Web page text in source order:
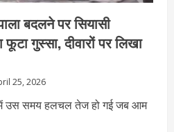
बदलने पर सियासी
गुस्सा, दीवारों पर लिखा
25, 2026
में उस समय हलचल तेज हो गई जब आम